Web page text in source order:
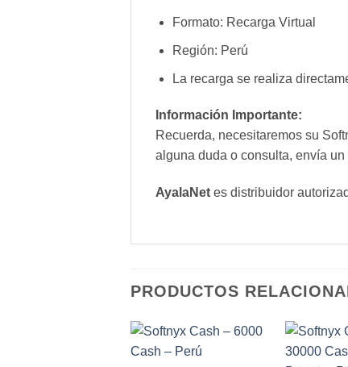
Formato: Recarga Virtual
Región: Perú
La recarga se realiza
Información Importante:
Recuerda, necesitaremos su
alguna duda o consulta, envía un
AyalaNet es distribuidor
PRODUCTOS